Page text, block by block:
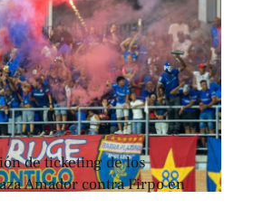
de ticketing de los
Amador contra Firpo en